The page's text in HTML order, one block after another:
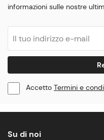
informazioni sulle nostre
Accetto Termini e
Su di noi